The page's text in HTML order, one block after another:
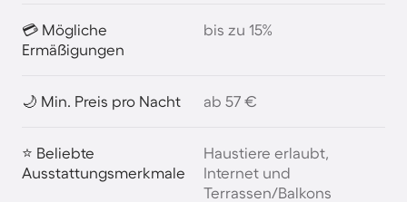
💳 Mögliche
Ermäßigungen
bis zu 15%
🌙 Min. Preis pro Nacht ab 57 €
⭐ Beliebte
Ausstattungsmerkmale
Haustiere erlaubt,
Internet und
Terrassen/Balkons